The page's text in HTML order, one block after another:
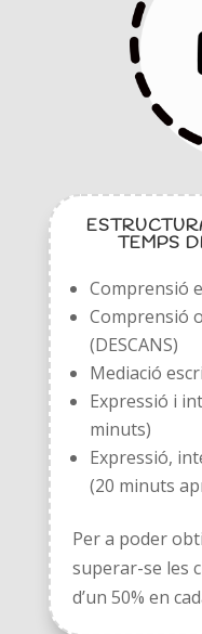
TEMPS
Comprensió
Comprensió
(DESCANS)
Mediació
Expressió i
minuts)
Expressió,
(20 minuts
Per a poder
superar-se les
d’un 50% en